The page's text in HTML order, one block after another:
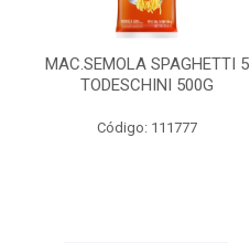
MAC.SEMOLA SPAGHETTI 5
TODESCHINI 500G
Código: 111777